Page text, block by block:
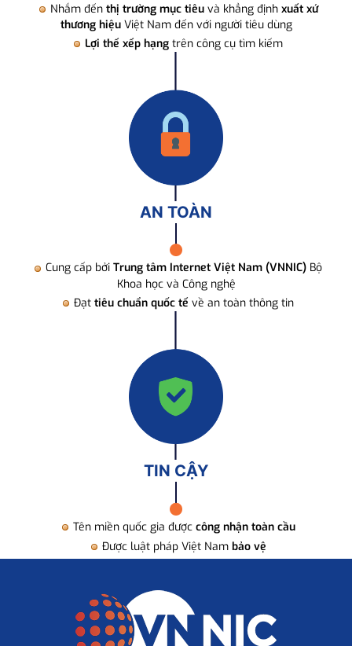
Nhắm đến thị trường mục tiêuvà khẳng định xuất xứ
thương hiệuViệt Nam đến với người tiêu dùng
Lợi thế xếp hạng trên công cụ tìm kiếm
AN TOÀN
Cung cấp bởi Trung tâm Internet Việt Nam (VNNIC) Bộ
Khoa học và Công nghệ
Đạt tiêu chuẩn quốc tế về an toàn thông tin
TIN CẬY
Tên miền quốc gia được công nhận toàn cầu
Được luật pháp Việt Nam bảo vệ